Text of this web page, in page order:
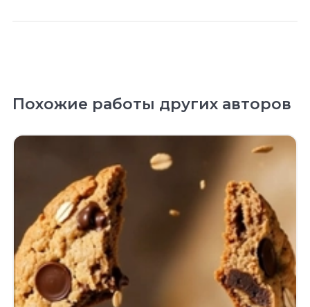
Похожие работы других авторов